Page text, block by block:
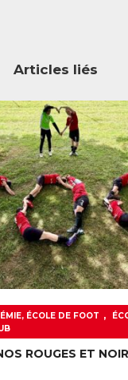
Articles liés
ÉCOLE DE FOOT ,
ROUGES ET